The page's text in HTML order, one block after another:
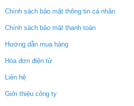
Chính sách bảo mật thông tin cá nhân
Chính sách bảo mật thanh toán
Hướng dẫn mua hàng
Hóa đơn điện tử
Liên hệ
Giới thiệu công ty